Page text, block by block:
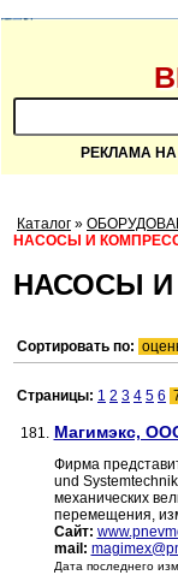
РЕКЛАМА
Каталог »
НАСОСЫ И
НАСОСЫ
Сортировать по:
Страницы: 1 2 3 4 5 6
181. Магимэкс,
Фирма
und
механических
перемещения,
Сайт:
mail:
Дата последнего